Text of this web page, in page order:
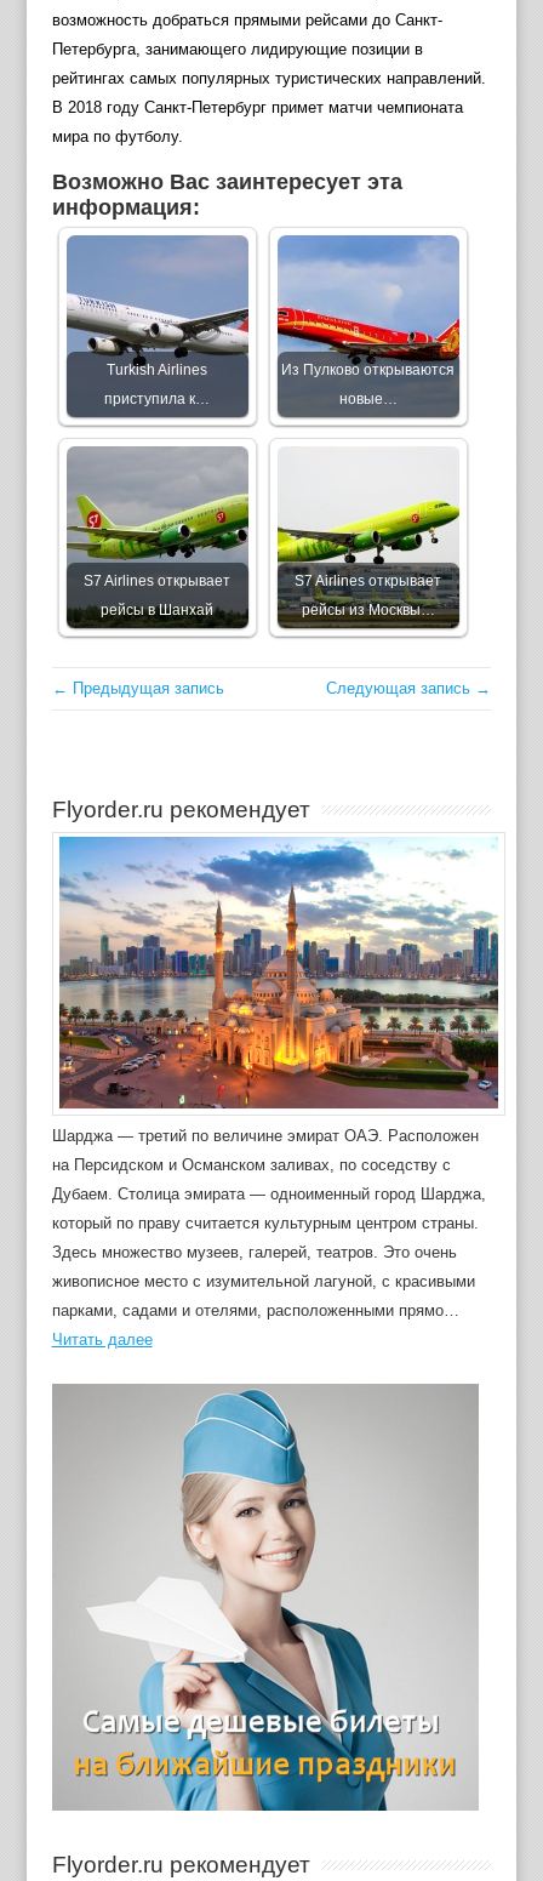
возможность добраться прямыми рейсами до Санкт-
Петербурга, занимающего лидирующие позиции в
рейтингах самых популярных туристических направлений.
В 2018 году Санкт-Петербург примет матчи чемпионата
мира по футболу.
Возможно Вас заинтересует эта
информация:
Turkish Airlines
приступила к…
Из Пулково открываются
новые…
S7 Airlines открывает
рейсы в Шанхай
S7 Airlines открывает
рейсы из Москвы…
← Предыдущая запись Следующая запись →
Flyorder.ru рекомендует
Шарджа — третий по величине эмират ОАЭ. Расположен
на Персидском и Османском заливах, по соседству с
Дубаем. Столица эмирата — одноименный город Шарджа,
который по праву считается культурным центром страны.
Здесь множество музеев, галерей, театров. Это очень
живописное место с изумительной лагуной, с красивыми
парками, садами и отелями, расположенными прямо…
Читать далее
Flyorder.ru рекомендует